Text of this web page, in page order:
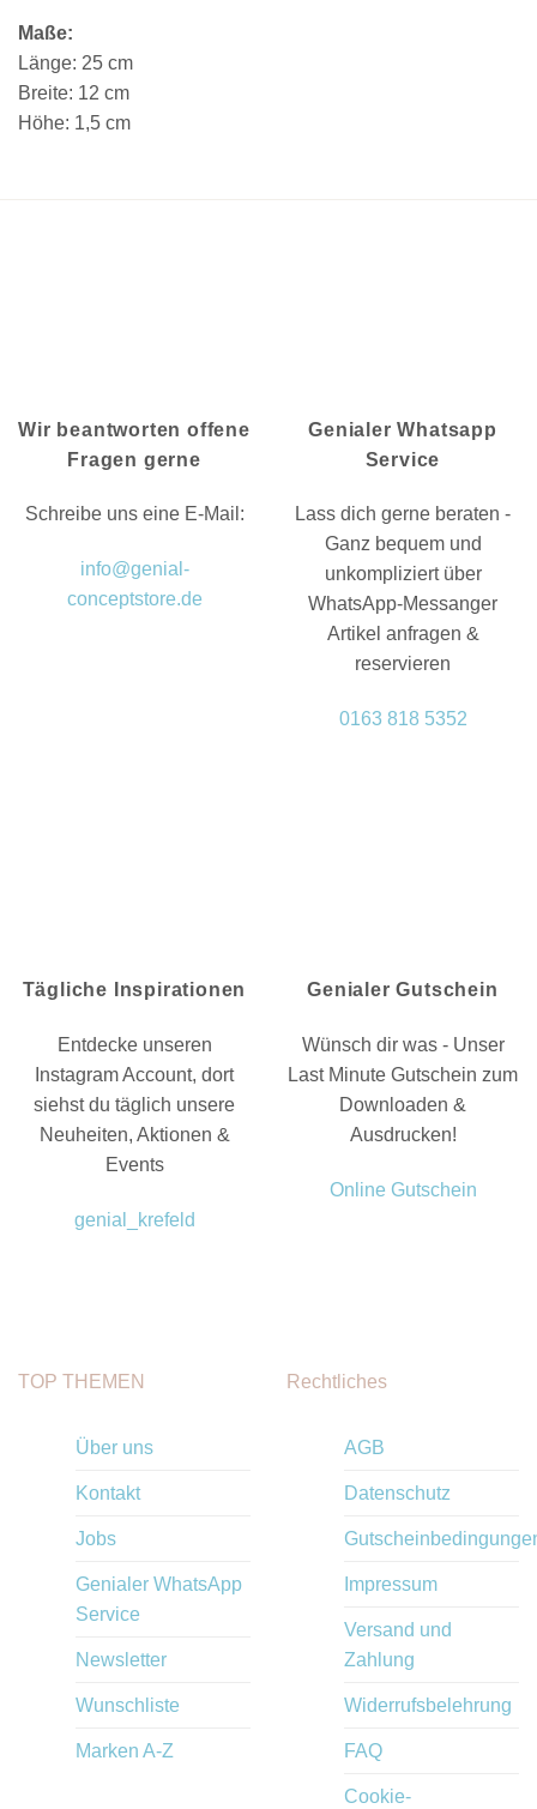
Maße:
Länge: 25 cm
Breite: 12 cm
Höhe: 1,5 cm
Wir beantworten offene
Fragen gerne
Schreibe uns eine E-Mail:
info@genial-
conceptstore.de
Genialer Whatsapp
Service
Lass dich gerne beraten -
Ganz bequem und
unkompliziert über
WhatsApp-Messanger
Artikel anfragen &
reservieren
0163 818 5352
Tägliche Inspirationen
Entdecke unseren
Instagram Account, dort
siehst du täglich unsere
Neuheiten, Aktionen &
Events
genial_krefeld
Genialer Gutschein
Wünsch dir was - Unser
Last Minute Gutschein zum
Downloaden &
Ausdrucken!
Online Gutschein
TOP THEMEN
Über uns
Kontakt
Jobs
Genialer WhatsApp
Service
Newsletter
Wunschliste
Marken A-Z
Rechtliches
AGB
Datenschutz
Impressum
Versand und
Zahlung
Widerrufsbelehrung
FAQ
Cookie-